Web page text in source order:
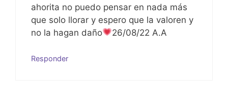
ahorita no puedo pensar en nada más
que solo llorar y espero que la valoren y
no la hagan daño
26/08/22 A.A
Responder